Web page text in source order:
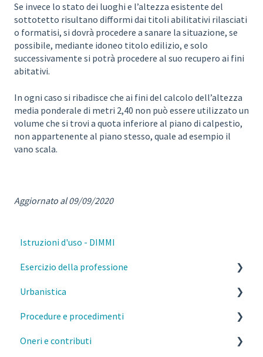
Se invece lo stato dei luoghi e l’altezza esistente del
sottotetto risultano difformi dai titoli abilitativi rilasciati
o formatisi, si dovrà procedere a sanare la situazione, se
possibile, mediante idoneo titolo edilizio, e solo
successivamente si potrà procedere al suo recupero ai fini
abitativi.
In ogni caso si ribadisce che ai fini del calcolo dell’altezza
media ponderale di metri 2,40 non può essere utilizzato un
volume che si trovi a quota inferiore al piano di calpestio,
non appartenente al piano stesso, quale ad esempio il
vano scala.
Aggiornato al 09/09/2020
Istruzioni d'uso - DIMMI
Esercizio della professione
Parcelle, contratti e diritto civile
Deontologia
Responsabilità del professionista
Urbanistica
PGT Milano- Norme morfologiche
PGT Milano- Piano delle regole
Procedure e procedimenti
Titoli abilitativi ed edilizi
Oneri e contributi